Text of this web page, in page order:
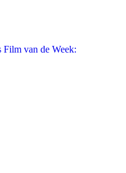
Film van de Week: